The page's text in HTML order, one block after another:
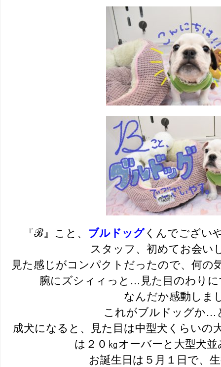
『ℬ』こと、 ブルドッグくんでござい
スタッフ、初めてお会い
見た感じがコンパクトだったので、何の
腕にズシィィっと…見た目のわり
なんだか感動しま
これがブルドッグか…
成犬になると、見た目は中型犬くらいの
は２０㎏オーバーと大型犬
お誕生日は５月１日で、